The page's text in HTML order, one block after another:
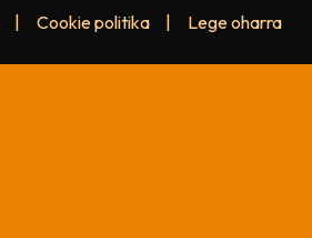
Cookie politika Lege oharra